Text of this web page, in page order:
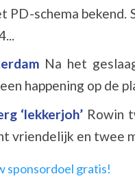
PD-schema bekend.
Na het
happening op de
‘lekkerjoh’ Rowin
vriendelijk en twee